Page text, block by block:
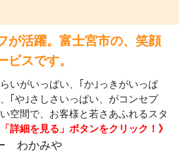
が活躍。富士宮市の、笑顔
ビスです。
いがいっぱい、｢か｣っきがいっぱ
｢や｣さしさいっぱい、がコンセプ
空間で、お客様と若さあふれるスタ
細を見る」ボタンをクリック！》